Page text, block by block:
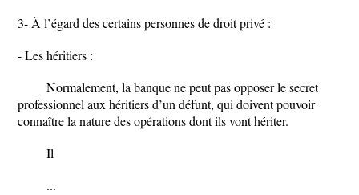
3- À l’égard des certains personnes de droit privé :
- Les héritiers :
Normalement, la banque ne peut pas opposer le secret
professionnel aux héritiers d’un défunt, qui doivent pouvoir
connaître la nature des opérations dont ils vont hériter.
Il
...